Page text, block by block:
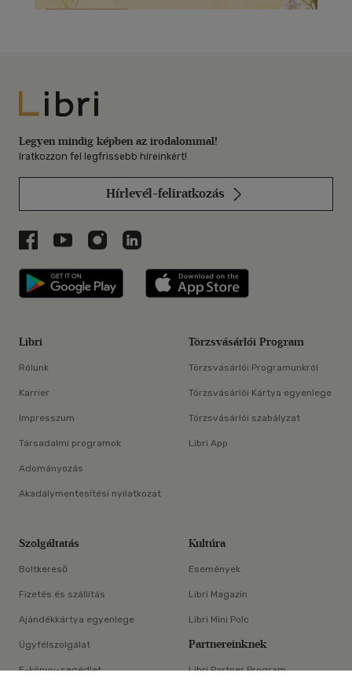
Libri
Legyen mindig képben az irodalommal!
Iratkozzon fel legfrissebb híreinkért!
Hírlevél-feliratkozás
Libri a Facebookon
Libri a Youtube-on
Libri az Instagramon
Libri a LinkedInen
Libri applikáció Szerezd meg: Google
Libri
Rólunk
Karrier
Impresszum
Társadalmi programok
Adományozás
Akadálymentesítési nyilatkozat
Törzsvásárlói Program
Törzsvásárlói Programunkról
Törzsvásárlói Kártya egyenlege
Törzsvásárlói szabályzat
Libri App
Szolgáltatás
Boltkereső
Fizetés és szállítás
Ajándékkártya egyenlege
Ügyfélszolgálat
E-könyv-segédlet
Kultúra
Események
Libri Magazin
Libri Mini Polc
Partnereinknek
Libri Partner Program